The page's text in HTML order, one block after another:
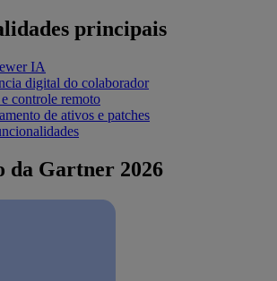
principais
IA
digital do colaborador
controle remoto
de ativos e patches
da Gartner 2026